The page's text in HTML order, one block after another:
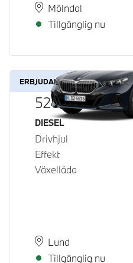
PlatsMölndal
Leveranstid
Tillgänglig nu
ERBJUDANDE
520d xDrive
Bränsle
DIESEL
Drivhjul
Effekt
Växellåda
PlatsLund
Leveranstid
Tillgänglig nu